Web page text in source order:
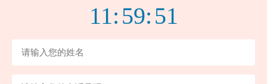
11: 59: 51